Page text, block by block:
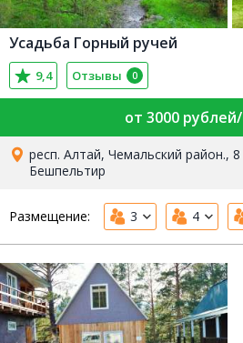
Усадьба Горный ручей
9,4 Отзывы 0
от 3000
респ. Алтай, Чемальский район.,
Бешпельтир
Размещение: 3 4